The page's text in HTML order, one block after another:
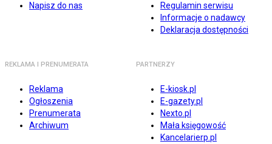
Napisz do nas
Regulamin serwisu
Informacje o nadawcy
Deklaracja dostępności
REKLAMA I PRENUMERATA
Reklama
Ogłoszenia
Prenumerata
Archiwum
PARTNERZY
E-kiosk.pl
E-gazety.pl
Nexto.pl
Mała księgowość
Kancelarierp.pl